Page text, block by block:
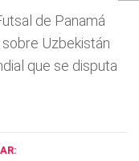
de Panamá
Uzbekistán
que se disputa